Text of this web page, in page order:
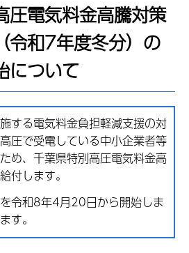
圧電気料金高騰対策
令和7年度冬分）の
について
する電気料金負担軽減支援の対
圧で受電している中小企業者等
め、千葉県特別高圧電気料金高
付します。
令和8年4月20日から開始しま
す。